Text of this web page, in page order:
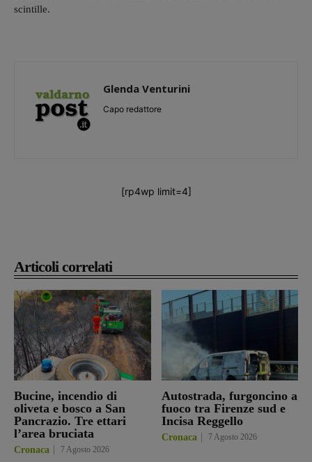
Articoli correlati
Bucine, incendio di
oliveta e bosco a San
Pancrazio. Tre ettari
l’area bruciata
Cronaca 7 Agosto 2026
Autostrada, furgoncino a
fuoco tra Firenze sud e
Incisa Reggello
Cronaca 7 Agosto 2026
scintille.
Glenda Venturini
Capo redattore
[rp4wp limit=4]